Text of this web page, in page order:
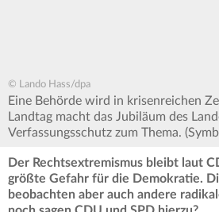
© Lando Hass/dpa
Eine Behörde wird in krisenreichen
Landtag macht das Jubiläum des
Verfassungsschutz zum Thema.
Der Rechtsextremismus bleibt laut
größte Gefahr für die Demokratie.
beobachten aber auch andere